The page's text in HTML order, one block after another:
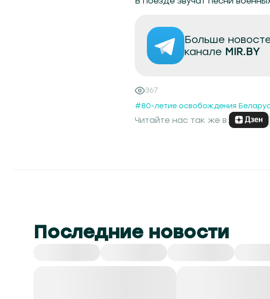
Больше
канале MIR.BY
367
#80-летие освобождения
Читайте нас так же в:
Последние новости